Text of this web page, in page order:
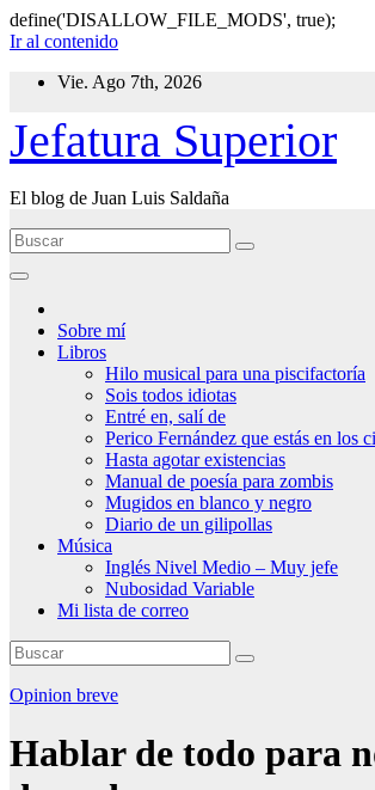
define('DISALLOW_FILE_MODS', true);
Ir al contenido
Vie. Ago 7th, 2026
Jefatura Superior
El blog de Juan Luis Saldaña
Sobre mí
Libros
Hilo musical para una piscifactoría
Sois todos idiotas
Entré en, salí de
Perico Fernández que estás en los
Hasta agotar existencias
Manual de poesía para zombis
Mugidos en blanco y negro
Diario de un gilipollas
Música
Inglés Nivel Medio – Muy jefe
Nubosidad Variable
Mi lista de correo
Opinion breve
Hablar de todo para